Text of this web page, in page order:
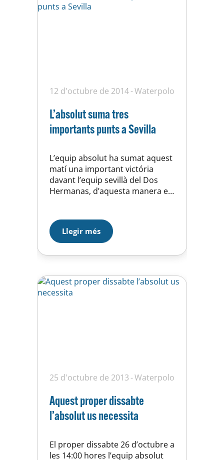
12 d'octubre de 2014 Waterpolo
L’absolut suma tres
importants punts a Sevilla
L’equip absolut ha sumat aquest
matí una important victória
davant l’equip sevillà del Dos
Hermanas, d’aquesta manera els
tornen cap a casa amb la moral
alta.Llegir més
25 d'octubre de 2013 Waterpolo
Aquest proper dissabte
l’absolut us necessita
El proper dissabte 26 d’octubre a
les 14:00 hores l’equip absolut